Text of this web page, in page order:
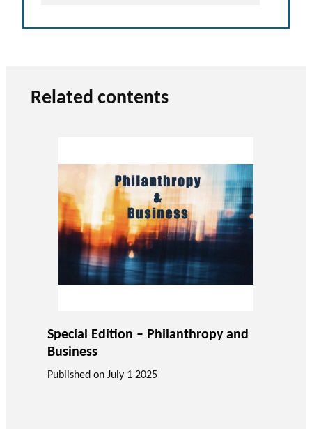
Related contents
Special Edition – Philanthropy and
Business
Published on July 1 2025